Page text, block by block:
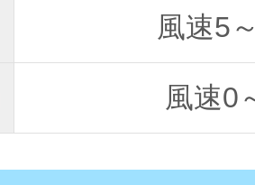
風速5
風速0